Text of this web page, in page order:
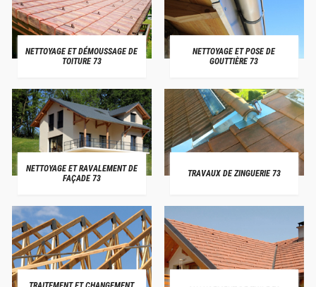
NETTOYAGE ET DÉMOUSSAGE DE
TOITURE 73
NETTOYAGE ET POSE DE
GOUTTIÈRE 73
NETTOYAGE ET RAVALEMENT DE
FAÇADE 73
TRAVAUX DE ZINGUERIE 73